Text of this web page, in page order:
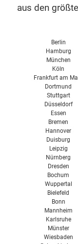
TVG
Selbstbau
Belüftung
Reparatur
Terrassentür
Dichtung
Türen
Preise für
aus den
Berlin
Hamburg
München
Köln
Frankfurt am
Dortmund
Stuttgart
Düsseldorf
Essen
Bremen
Hannover
Duisburg
Leipzig
Nürnberg
Dresden
Bochum
Wuppertal
Bielefeld
Bonn
Mannheim
Karlsruhe
Münster
Wiesbaden